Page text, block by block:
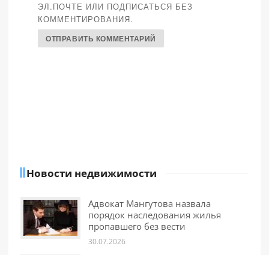
ЭЛ.ПОЧТЕ ИЛИ ПОДПИСАТЬСЯ БЕЗ
КОММЕНТИРОВАНИЯ.
Новости недвижимости
Адвокат Мангутова назвала
порядок наследования жилья
пропавшего без вести
30.07.2026